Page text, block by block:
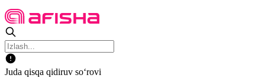
Juda qisqa qidiruv so‘rovi